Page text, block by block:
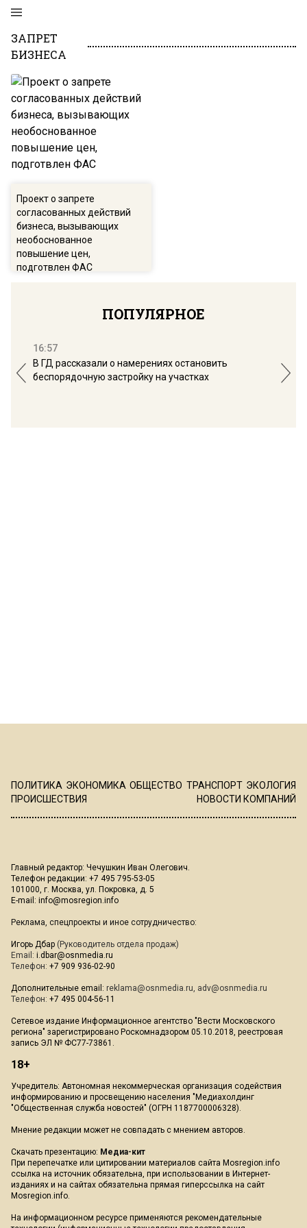
ЗАПРЕТ
БИЗНЕСА
Проект о запрете
согласованных действий
бизнеса, вызывающих
необоснованное
повышение цен,
подготвлен ФАС
ПОПУЛЯРНОЕ
16:57
В ГД рассказали о намерениях остановить
беспорядочную застройку на участках
ПОЛИТИКА ЭКОНОМИКА ОБЩЕСТВО ТРАНСПОРТ ЭКОЛОГИЯ
ПРОИСШЕСТВИЯ
НОВОСТИ КОМПАНИЙ
Главный редактор: Чечушкин Иван Олегович.
Телефон редакции: +7 495 795-53-05
101000, г. Москва, ул. Покровка, д. 5
E-mail: info@mosregion.info
Реклама, спецпроекты и иное сотрудничество:
Игорь Дбар (Руководитель отдела продаж)
Email: i.dbar@osnmedia.ru
Телефон: +7 909 936-02-90
Дополнительные email: reklama@osnmedia.ru, adv@osnmedia.ru
Телефон: +7 495 004-56-11
Сетевое издание Информационное агентство "Вести Московского
региона" зарегистрировано Роскомнадзором 05.10.2018, реестровая
запись ЭЛ № ФС77-73861.
18+
Учредитель: Автономная некоммерческая организация содействия
информированию и просвещению населения "Медиахолдинг
"Общественная служба новостей" (ОГРН 1187700006328).
Мнение редакции может не совпадать с мнением авторов.
Скачать презентацию: Медиа-кит
При перепечатке или цитировании материалов сайта Mosregion.info
ссылка на источник обязательна, при использовании в Интернет-
изданиях и на сайтах обязательна прямая гиперссылка на сайт
Mosregion.info.
На информационном ресурсе применяются рекомендательные